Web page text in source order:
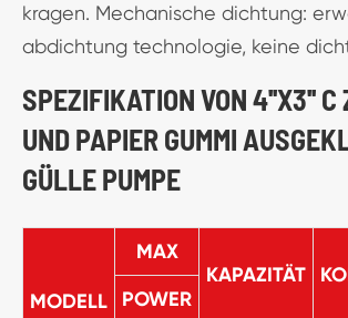
kragen. Mechanische dichtung:
abdichtung technologie, keine
SPEZIFIKATION VON 4''X3'' C
UND PAPIER GUMMI
GÜLLE PUMPE
MODELL
MAX
KAPAZITÄT
POWER